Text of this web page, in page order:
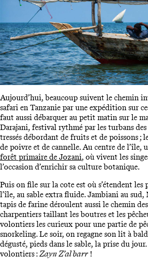
Aujourd’hui, beaucoup suivent le chemin
safari en Tanzanie par une expédition sur
faut aussi débarquer au petit matin sur le
Darajani, festival rythmé par les turbans des
tressés débordant de fruits et de poissons ;
de poivre et de cannelle. Au centre de l’île,
forêt primaire de Jozani, où vivent les
l’occasion d’enrichir sa culture botanique.
Puis on file sur la cote est où s’étendent les
l’île, au sable extra fluide. Jambiani au
tapis de farine déroulent aussi le chemin
charpentiers taillant les boutres et les
volontiers les curieux pour une partie de
snorkeling. Le soir, on regagne son lit à
dégusté, pieds dans le sable, la prise du
volontiers :Zayn Z’al barr!